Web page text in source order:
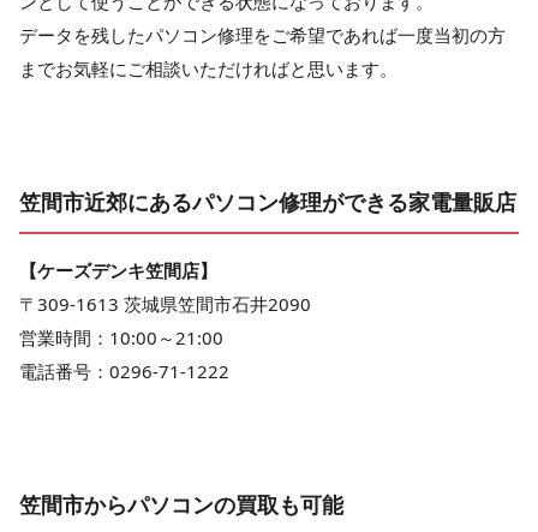
データを残したパソコン修理をご希望であれば一度当初の方
までお気軽にご相談いただければと思います。
笠間市近郊にあるパソコン修理ができる家電量販店
【ケーズデンキ笠間店】
〒309-1613 茨城県笠間市石井2090
営業時間：10:00～21:00
電話番号：0296-71-1222
笠間市からパソコンの買取も可能